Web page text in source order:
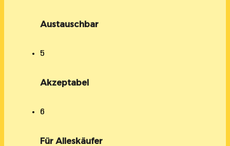
Austauschbar
5
Akzeptabel
6
Für Alleskäufer